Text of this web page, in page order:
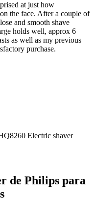
at just how
the face. After a couple of
and smooth shave
holds well, approx 6
as well as my previous
purchase.
Electric shaver
de Philips para